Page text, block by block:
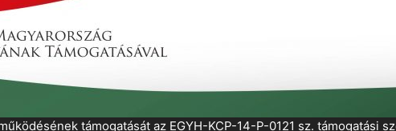
támogatását az EGYH-KCP-14-P-0121 sz. támogatási